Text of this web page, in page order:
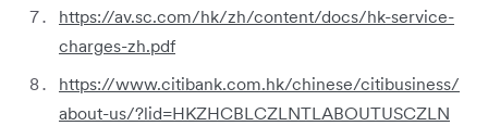
https://av.sc.com/hk/zh/content/docs/hk-service-
charges-zh.pdf
https://www.citibank.com.hk/chinese/citibusiness/
about-us/?lid=HKZHCBLCZLNTLABOUTUSCZLN